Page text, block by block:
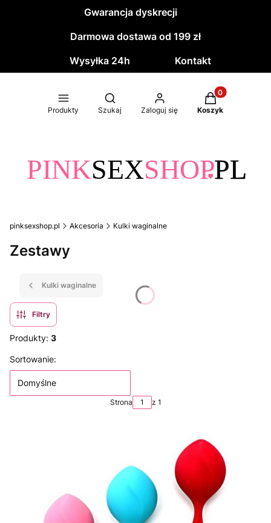
Gwarancja dyskrecji
Darmowa dostawa od 199 zł
Wysyłka 24h
Kontakt
Produkty
Otwórz wyszukiwarkę
Szukaj Zaloguj się
Produkty w
Koszyk
pinksexshop.pl Akcesoria Kulki waginalne
Zestawy
Kulki waginalne
Filtry
Produkty: 3
Lista produktów
Sortowanie:
Domyślne
Strona z 1